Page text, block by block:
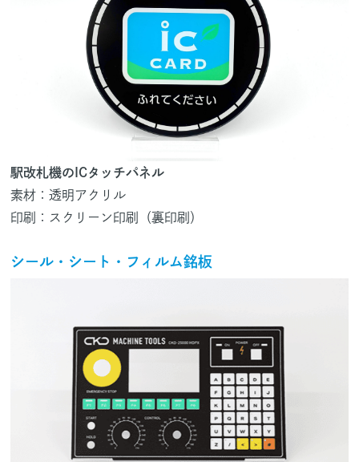
駅改札機のICタッチパネル
素材：透明アクリル
印刷：スクリーン印刷（裏印刷）
シール・シート・フィルム銘板